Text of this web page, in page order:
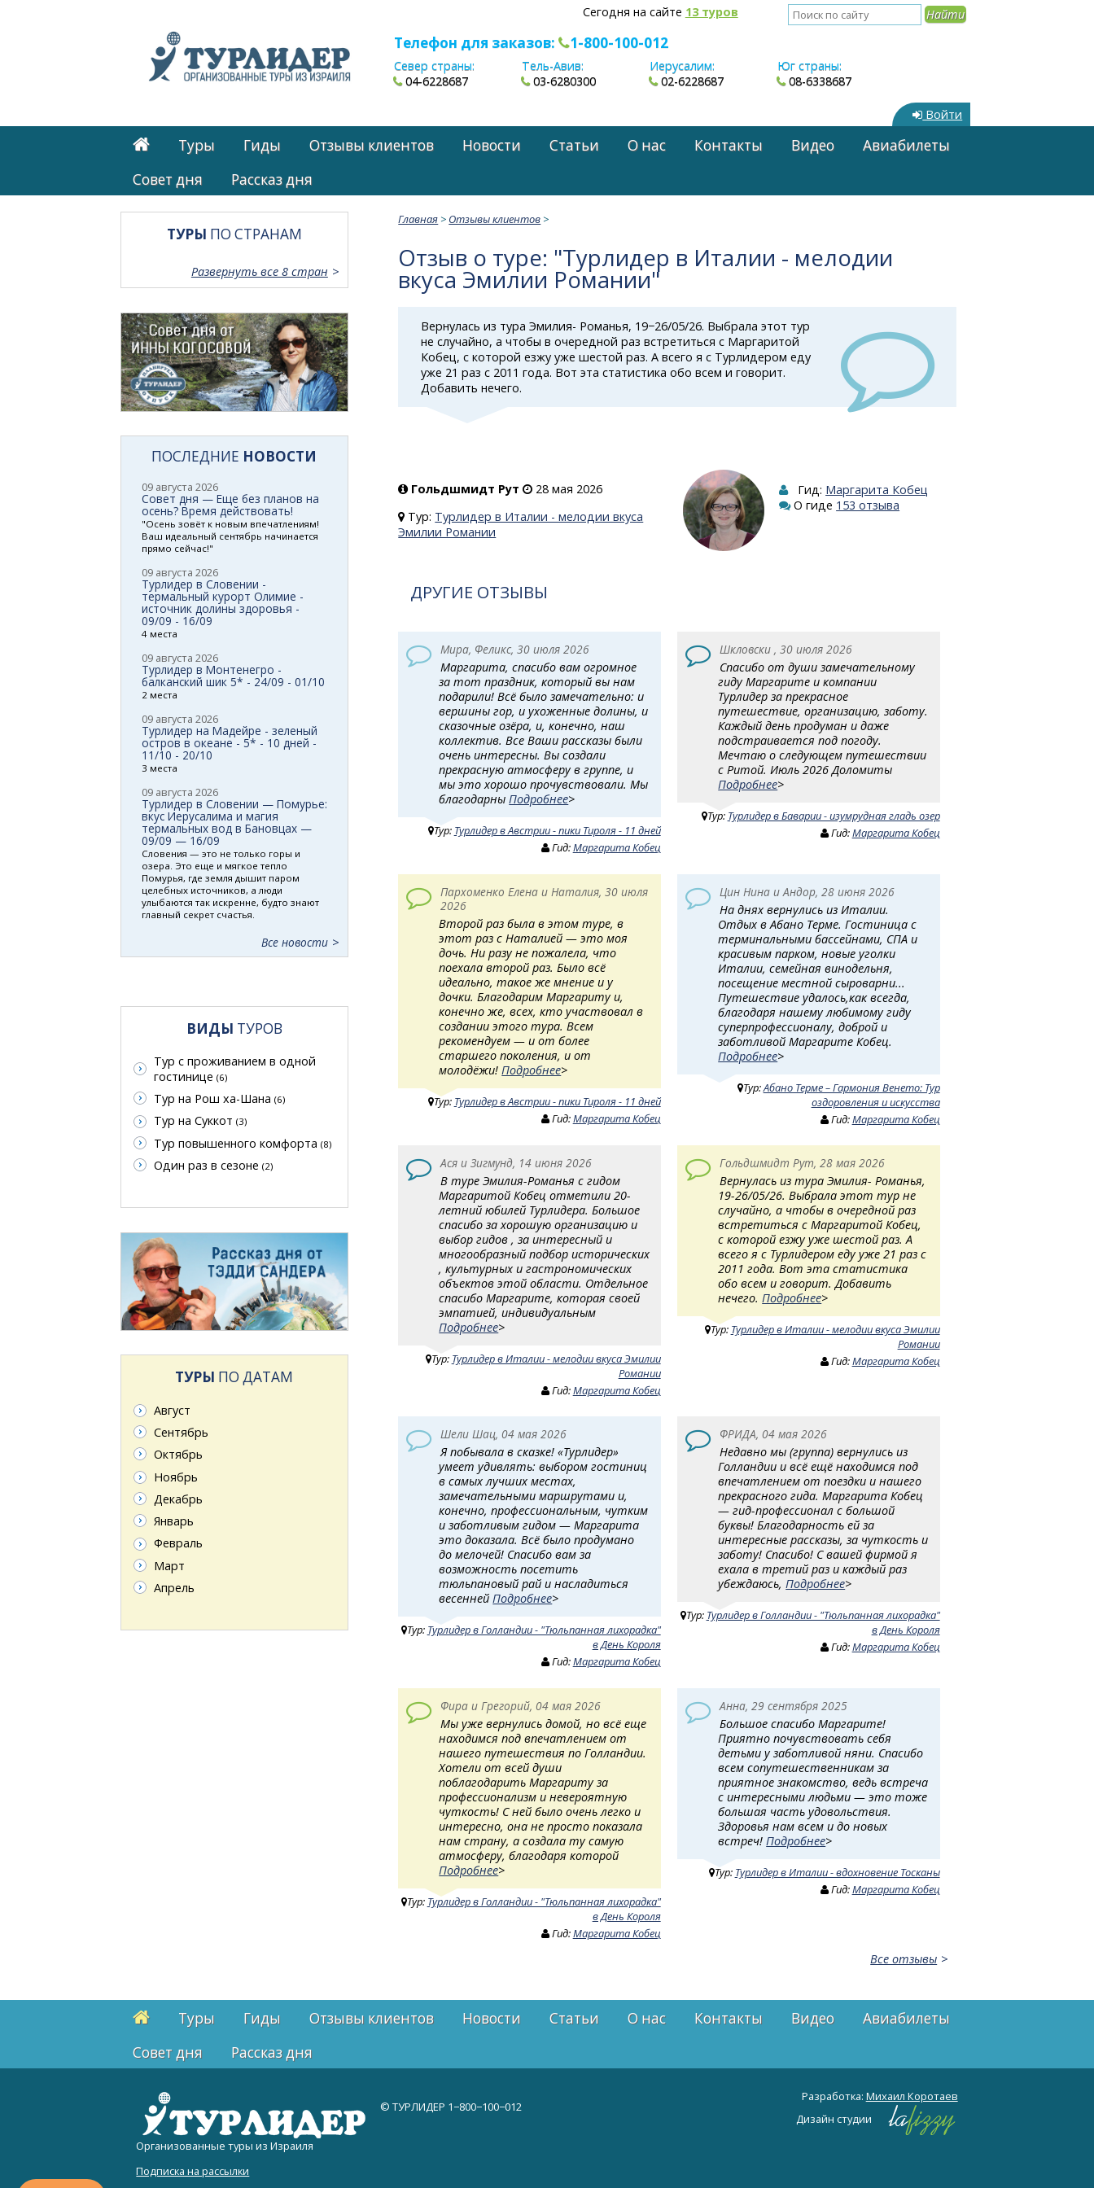
Сегодня на сайте 13 туров
Телефон для заказов: 1-800-100-012
Север страны:
04-6228687
Тель-Авив:
03-6280300
Иерусалим:
02-6228687
Юг страны:
08-6338687
Войти
Туры Гиды Отзывы клиентов Новости Статьи О нас Контакты Видео
Авиабилеты
Cовет дня
Рассказ дня
Главная > Отзывы клиентов >
Отзыв о туре: "Турлидер в Италии - мелодии
вкуса Эмилии Романии"
Вернулась из тура Эмилия- Романья, 19−26/05/26. Выбрала этот тур
не случайно, а чтобы в очередной раз встретиться с Маргаритой
Кобец, с которой езжу уже шестой раз. А всего я с Турлидером еду
уже 21 раз с 2011 года. Вот эта статистика обо всем и говорит.
Добавить нечего.
Гольдшмидт Рут
28 мая 2026
Тур: Турлидер в Италии - мелодии вкуса
Эмилии Романии
Гид: Маргарита Кобец
О гиде 153 отзыва
ДРУГИЕ ОТЗЫВЫ
Мира, Феликс, 30 июля 2026
Маргарита, спасибо вам огромное
за тот праздник, который вы нам
подарили! Всё было замечательно: и
вершины гор, и ухоженные долины, и
сказочные озёра, и, конечно, наш
коллектив. Все Ваши рассказы были
очень интересны. Вы создали
прекрасную атмосферу в группе, и
мы это хорошо прочувствовали. Мы
благодарныПодробнее>
Тур: Турлидер в Австрии - пики Тироля - 11 дней
Гид:Маргарита Кобец
Шкловски , 30 июля 2026
Спасибо от души замечательному
гиду Маргарите и компании
Турлидер за прекрасное
путешествие, организацию, заботу.
Каждый день продуман и даже
подстраивается под погоду.
Мечтаю о следующем путешествии
с Ритой. Июль 2026 Доломиты
Подробнее>
Тур: Турлидер в Баварии - изумрудная гладь озер
Гид:Маргарита Кобец
Пархоменко Елена и Наталия, 30 июля
2026
Второй раз была в этом туре, в
этот раз с Наталией — это моя
дочь. Ни разу не пожалела, что
поехала второй раз. Было всё
идеально, такое же мнение и у
дочки. Благодарим Маргариту и,
конечно же, всех, кто участвовал в
создании этого тура. Всем
рекомендуем — и от более
старшего поколения, и от
молодёжи! Подробнее>
Тур: Турлидер в Австрии - пики Тироля - 11 дней
Гид:Маргарита Кобец
Цин Нина и Андор, 28 июня 2026
На днях вернулись из Италии.
Отдых в Абано Терме. Гостиница с
терминальными бассейнами, СПА и
красивым парком, новые уголки
Италии, семейная винодельня,
посещение местной сыроварни...
Путешествие удалось,как всегда,
благодаря нашему любимому гиду
суперпрофессионалу, доброй и
заботливой Маргарите Кобец.
Подробнее>
Тур:Абано Терме – Гармония Венето: Тур
оздоровления и искусства
Гид:Маргарита Кобец
Ася и Зигмунд, 14 июня 2026
В туре Эмилия-Романья с гидом
Маргаритой Кобец отметили 20-
летний юбилей Турлидера. Большое
спасибо за хорошую организацию и
выбор гидов , за интересный и
многообразный подбор исторических
, культурных и гастрономических
объектов этой области. Отдельное
спасибо Маргарите, которая своей
эмпатией, индивидуальным
Подробнее>
Тур: Турлидер в Италии - мелодии вкуса Эмилии
Романии
Гид:Маргарита Кобец
Гольдшмидт Рут, 28 мая 2026
Вернулась из тура Эмилия- Романья,
19-26/05/26. Выбрала этот тур не
случайно, а чтобы в очередной раз
встретиться с Маргаритой Кобец,
с которой езжу уже шестой раз. А
всего я с Турлидером еду уже 21 раз с
2011 года. Вот эта статистика
обо всем и говорит. Добавить
нечего.Подробнее>
Тур: Турлидер в Италии - мелодии вкуса Эмилии
Романии
Гид:Маргарита Кобец
Шели Шац, 04 мая 2026
Я побывала в сказке! «Турлидер»
умеет удивлять: выбором гостиниц
в самых лучших местах,
замечательными маршрутами и,
конечно, профессиональным, чутким
и заботливым гидом — Маргарита
это доказала. Всё было продумано
до мелочей! Спасибо вам за
возможность посетить
тюльпановый рай и насладиться
весеннейПодробнее>
Тур: Турлидер в Голландии - "Тюльпанная лихорадка"
в День Короля
Гид:Маргарита Кобец
ФРИДА, 04 мая 2026
Недавно мы (группа) вернулись из
Голландии и всё ещё находимся под
впечатлением от поездки и нашего
прекрасного гида. Маргарита Кобец
— гид-профессионал с большой
буквы! Благодарность ей за
интересные рассказы, за чуткость и
заботу! Спасибо! С вашей фирмой я
ехала в третий раз и каждый раз
убеждаюсь,Подробнее>
Тур: Турлидер в Голландии - "Тюльпанная лихорадка"
в День Короля
Гид:Маргарита Кобец
Фира и Грегорий, 04 мая 2026
Мы уже вернулись домой, но всё еще
находимся под впечатлением от
нашего путешествия по Голландии.
Хотели от всей души
поблагодарить Маргариту за
профессионализм и невероятную
чуткость! ​ С ней было очень легко и
интересно, она не просто показала
нам страну, а создала ту самую
атмосферу, благодаря которой
Подробнее>
Тур: Турлидер в Голландии - "Тюльпанная лихорадка"
в День Короля
Гид:Маргарита Кобец
Анна, 29 сентября 2025
Большое спасибо Маргарите!
Приятно почувствовать себя
детьми у заботливой няни. Спасибо
всем сопутешественникам за
приятное знакомство, ведь встреча
с интересными людьми — это тоже
большая часть удовольствия.
Здоровья нам всем и до новых
встреч! Подробнее>
Тур: Турлидер в Италии - вдохновение Тосканы
Гид:Маргарита Кобец
Все отзывы
ТУРЫ ПО СТРАНАМ
Развернуть все 8 стран
ПОСЛЕДНИЕ НОВОСТИ
09 августа 2026
Совет дня — Еще без планов на
осень? Время действовать!
"Осень зовёт к новым впечатлениям!
Ваш идеальный сентябрь начинается
прямо сейчас!"
09 августа 2026
Турлидер в Словении -
термальный курорт Олимие -
источник долины здоровья -
09/09 - 16/09
4 места
09 августа 2026
Турлидер в Монтенегро -
балканский шик 5* - 24/09 - 01/10
2 места
09 августа 2026
Турлидер на Мадейре - зеленый
остров в океане - 5* - 10 дней -
11/10 - 20/10
3 места
09 августа 2026
Турлидер в Словении — Помурье:
вкус Иерусалима и магия
термальных вод в Бановцах —
09/09 — 16/09
Словения — это не только горы и
озера. Это еще и мягкое тепло
Помурья, где земля дышит паром
целебных источников, а люди
улыбаются так искренне, будто знают
главный секрет счастья.
Все новости
ВИДЫ ТУРОВ
Тур с проживанием в одной
гостинице (6)
Тур на Рош ха-Шана (6)
Тур на Суккот (3)
Тур повышенного комфорта (8)
Один раз в сезоне (2)
ТУРЫ ПО ДАТАМ
Август
Сентябрь
Октябрь
Ноябрь
Декабрь
Январь
Февраль
Март
Апрель
Туры Гиды Отзывы клиентов Новости Статьи О нас Контакты Видео
Авиабилеты
Cовет дня
Рассказ дня
© ТУРЛИДЕР 1−800−100−012
Организованные туры из Израиля
Подписка на рассылки
Разработка: Михаил Коротаев
Дизайн студии